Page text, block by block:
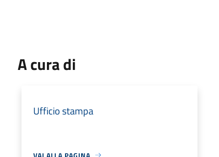
A cura di
Ufficio stampa